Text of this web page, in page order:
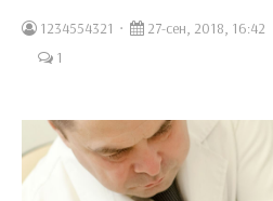
1234554321 27-сен, 2018, 16:42
1